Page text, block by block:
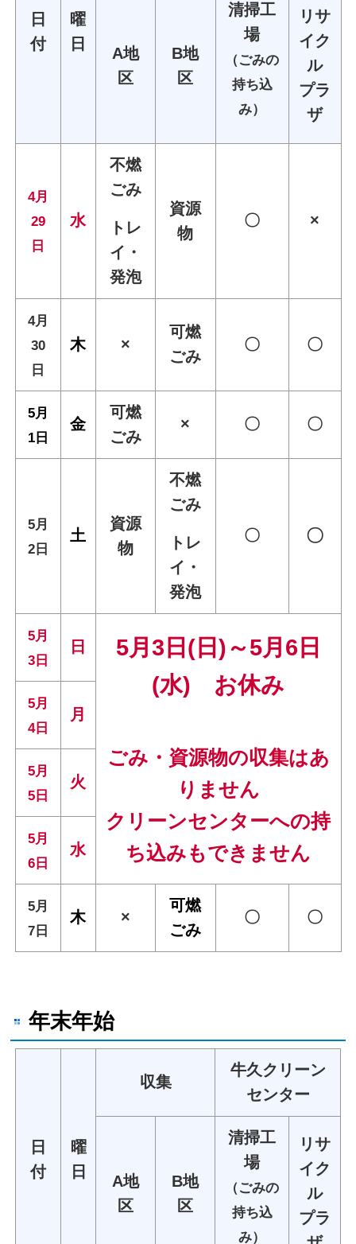
日
付
曜
日
A地
区
B地
区
清掃工
場
（ごみの
持ち込
み）
リサ
イク
ル
プラ
ザ
4月
29
日
水
不燃
ごみ
トレ
イ・
発泡
資源
物
〇 ×
4月
30
日
木 ×
可燃
ごみ
〇 〇
5月
1日
金
可燃
ごみ
× 〇 〇
5月
2日
土
資源
物
不燃
ごみ
トレ
イ・
発泡
〇 〇
5月
3日
日
5月3日(日)～5月6日
(水) お休み
ごみ・資源物の収集はあ
りません
クリーンセンターへの持
ち込みもできません
5月
4日
月
5月
5日
火
5月
6日
水
5月
7日
木 ×
可燃
ごみ
〇 〇
年末年始
日
付
曜
日
収集
牛久クリーン
センター
A地
区
B地
区
清掃工
場
（ごみの
持ち込
み）
リサ
イク
ル
プラ